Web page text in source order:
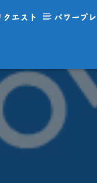
エスト パワープ